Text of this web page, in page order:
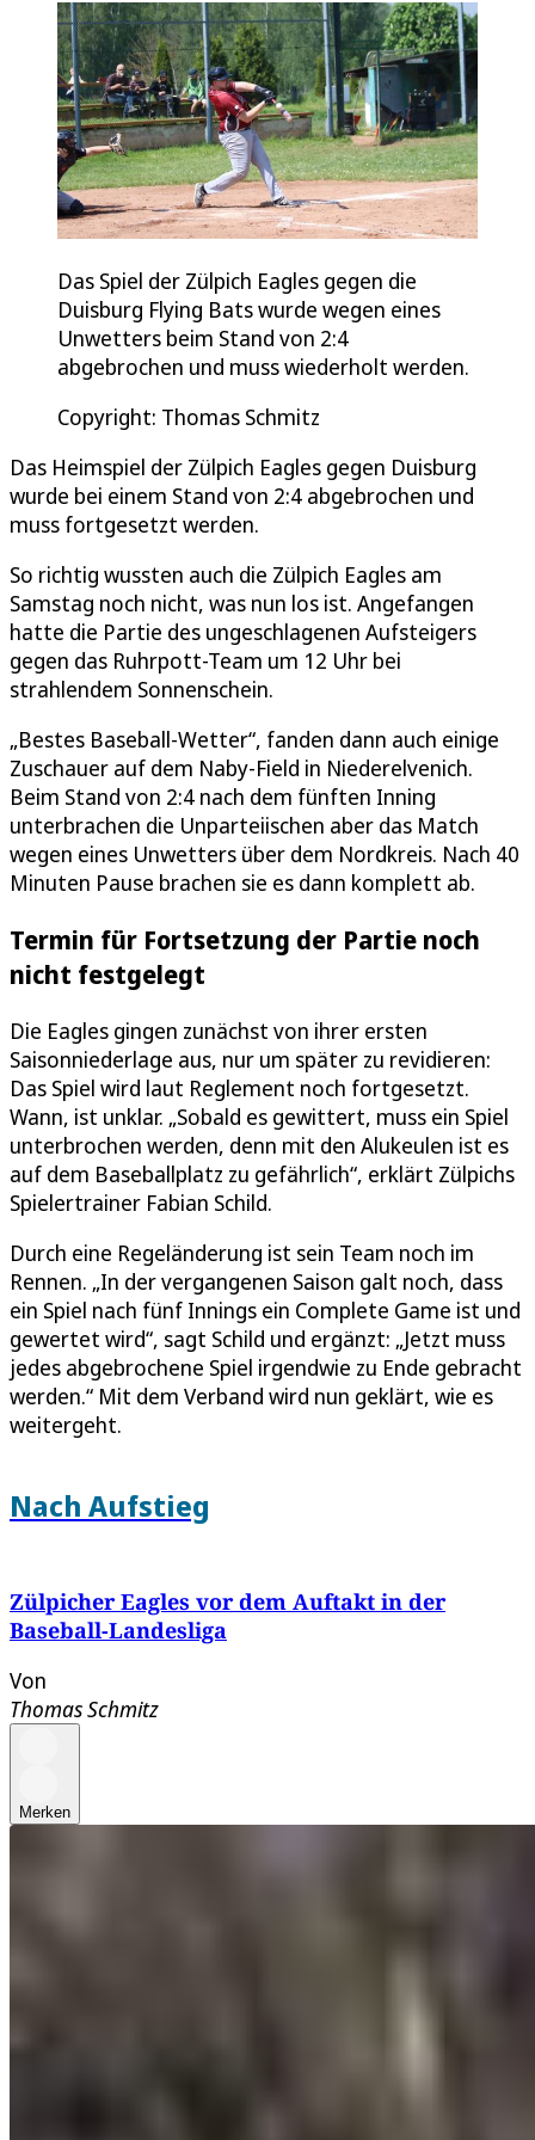
Das Spiel der Zülpich Eagles gegen die
Duisburg Flying Bats wurde wegen eines
Unwetters beim Stand von 2:4
abgebrochen und muss wiederholt werden.
Copyright: Thomas Schmitz
Das Heimspiel der Zülpich Eagles gegen Duisburg
wurde bei einem Stand von 2:4 abgebrochen und
muss fortgesetzt werden.
So richtig wussten auch die Zülpich Eagles am
Samstag noch nicht, was nun los ist. Angefangen
hatte die Partie des ungeschlagenen Aufsteigers
gegen das Ruhrpott-Team um 12 Uhr bei
strahlendem Sonnenschein.
„Bestes Baseball-Wetter“, fanden dann auch einige
Zuschauer auf dem Naby-Field in Niederelvenich.
Beim Stand von 2:4 nach dem fünften Inning
unterbrachen die Unparteiischen aber das Match
wegen eines Unwetters über dem Nordkreis. Nach 40
Minuten Pause brachen sie es dann komplett ab.
Termin für Fortsetzung der Partie noch
nicht festgelegt
Die Eagles gingen zunächst von ihrer ersten
Saisonniederlage aus, nur um später zu revidieren:
Das Spiel wird laut Reglement noch fortgesetzt.
Wann, ist unklar. „Sobald es gewittert, muss ein Spiel
unterbrochen werden, denn mit den Alukeulen ist es
auf dem Baseballplatz zu gefährlich“, erklärt Zülpichs
Spielertrainer Fabian Schild.
Durch eine Regeländerung ist sein Team noch im
Rennen. „In der vergangenen Saison galt noch, dass
ein Spiel nach fünf Innings ein Complete Game ist und
gewertet wird“, sagt Schild und ergänzt: „Jetzt muss
jedes abgebrochene Spiel irgendwie zu Ende gebracht
werden.“ Mit dem Verband wird nun geklärt, wie es
weitergeht.
Nach Aufstieg
Zülpicher Eagles vor dem Auftakt in der
Baseball-Landesliga
Von
Thomas Schmitz
Merken